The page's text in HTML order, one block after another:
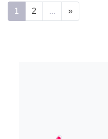
1 2 ... »